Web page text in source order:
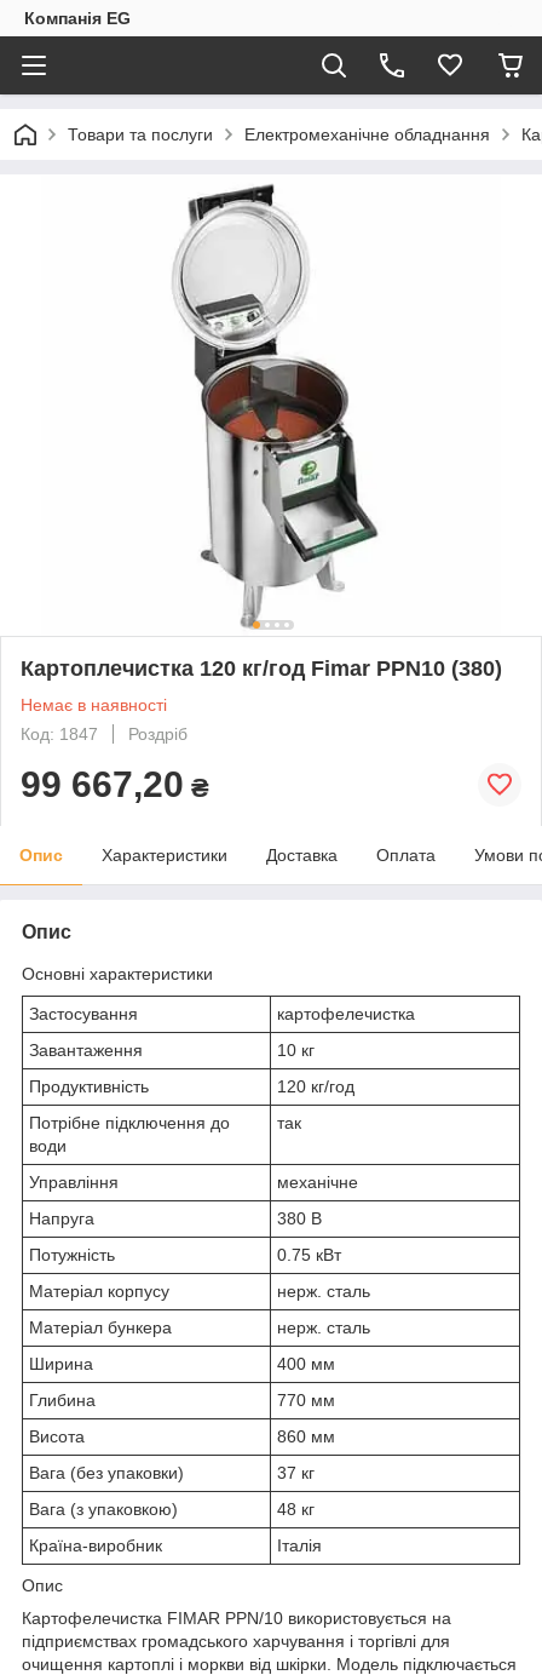
Компанія EG
Товари та послуги Електромеханічне обладнання
Картоплечистка 120 кг/год Fimar PPN10 (380)
Немає в наявності
Код: 1847
Роздріб
99 667,20 ₴
Опис Характеристики Доставка Оплата Умови
Опис
Основні характеристики
Застосування
картофелечистка
Завантаження
10 кг
Продуктивність
120 кг/год
Потрібне підключення до
води
так
Управління
механічне
Напруга
380 В
Потужність
0.75 кВт
Матеріал корпусу
нерж. сталь
Матеріал бункера
нерж. сталь
Ширина
400 мм
Глибина
770 мм
Висота
860 мм
Вага (без упаковки)
37 кг
Вага (з упаковкою)
48 кг
Країна-виробник
Італія
Опис
Картофелечистка FIMAR PPN/10 використовується на
підприємствах громадського харчування і торгівлі для
очищення картоплі і моркви від шкірки. Модель підключається